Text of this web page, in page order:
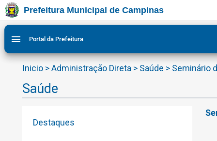
Ir para conteudo 1
Ir para menu do site da Prefeitura de Campinas
Ligar/Desligar contraste visual de tela para
Prefeitura Municipal de Campinas
menu Portal da Prefeitura
Inicio>Administração Direta > Saúde > Seminário
Saúde
Destaques